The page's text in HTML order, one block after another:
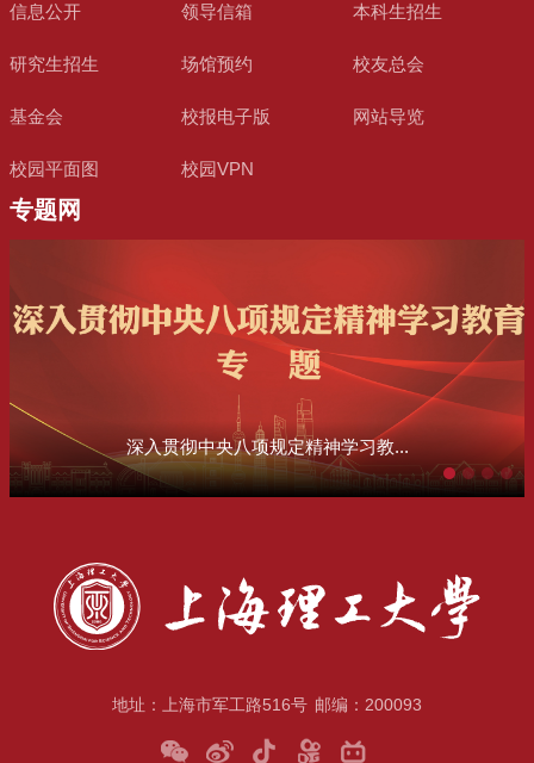
地址：上海市军工路516号 邮编：200093
信息公开 领导信箱 本科生招生
研究生招生 场馆预约 校友总会
基金会 校报电子版 网站导览
校园平面图 校园VPN
专题网
深入贯彻中央八项规定精神学习教...